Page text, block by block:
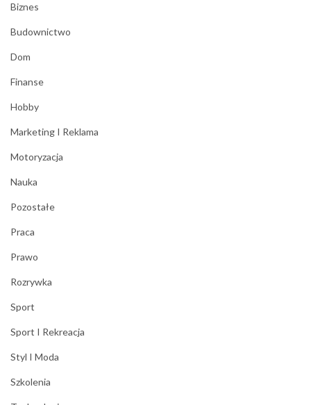
Biznes
Budownictwo
Dom
Finanse
Hobby
Marketing I Reklama
Motoryzacja
Nauka
Pozostałe
Praca
Prawo
Rozrywka
Sport
Sport I Rekreacja
Styl I Moda
Szkolenia